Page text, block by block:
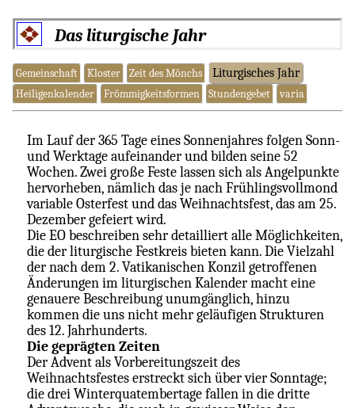
Das liturgische Jahr
Gemeinschaft Kloster Zeit des Mönchs Liturgisches Jahr
Heiligenkalender Frömmigkeitsformen Stundengebet varia
Im Lauf der 365 Tage eines Sonnenjahres folgen Sonn-
und Werktage aufeinander und bilden seine 52
Wochen. Zwei große Feste lassen sich als Angelpunkte
hervorheben, nämlich das je nach Frühlingsvollmond
variable Osterfest und das Weihnachtsfest, das am 25.
Dezember gefeiert wird.
Die EO beschreiben sehr detailliert alle Möglichkeiten,
die der liturgische Festkreis bieten kann. Die Vielzahl
der nach dem 2. Vatikanischen Konzil getroffenen
Änderungen im liturgischen Kalender macht eine
genauere Beschreibung unumgänglich, hinzu
kommen die uns nicht mehr geläufigen Strukturen
des 12. Jahrhunderts.
Die geprägten Zeiten
Der Advent als Vorbereitungszeit des
Weihnachtsfestes erstreckt sich über vier Sonntage;
die drei Winterquatembertage fallen in die dritte